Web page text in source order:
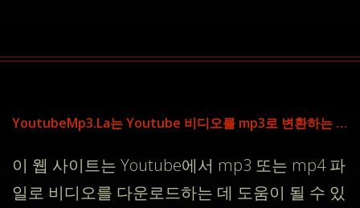
YoutubeMp3.La는 Youtube 비디오를 mp3로 변환하는 데 도움을줍니다
이 웹 사이트는 Youtube에서 mp3 또는 mp4 파
일로 비디오를 다운로드하는 데 도움이 될 수 있